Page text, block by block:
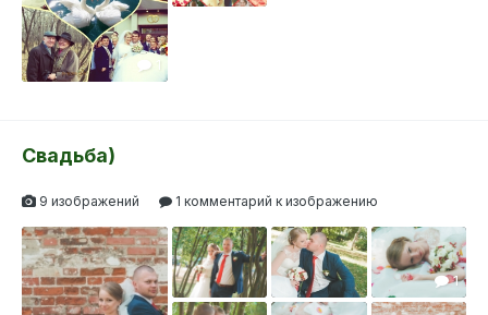
1
Свадьба)
9 изображений 1 комментарий к изображению
1